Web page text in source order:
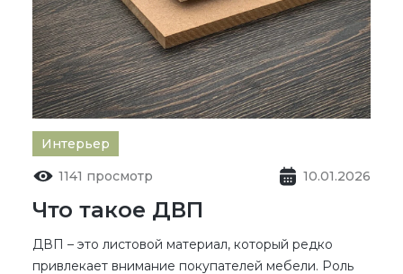
Интерьер
1141 просмотр
10.01.2026
Что такое ДВП
ДВП – это листовой материал, который редко
привлекает внимание покупателей мебели. Роль